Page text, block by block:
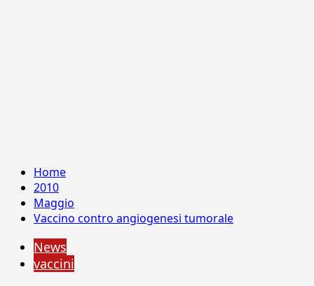
Home
2010
Maggio
Vaccino contro angiogenesi tumorale
News
vaccini